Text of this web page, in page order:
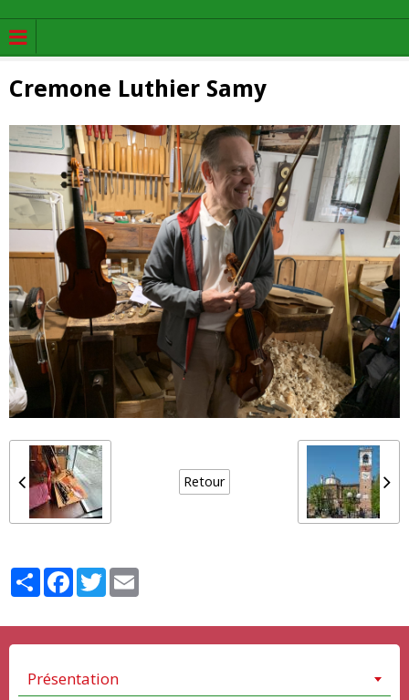
Cremone Luthier Samy
Retour
PartagerFacebook
Twitter
Présentation